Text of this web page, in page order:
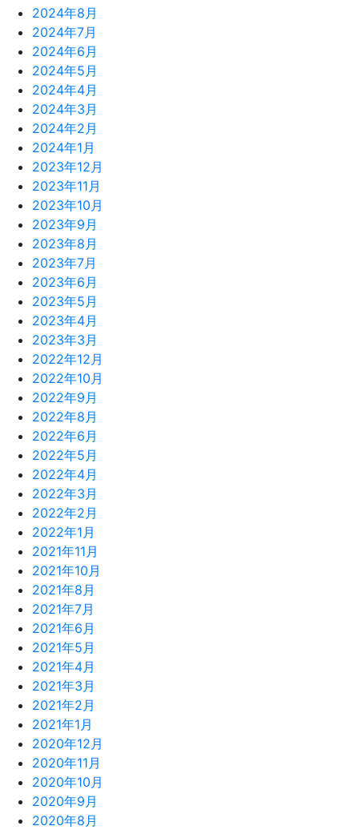
2024年8月
2024年7月
2024年6月
2024年5月
2024年4月
2024年3月
2024年2月
2024年1月
2023年12月
2023年11月
2023年10月
2023年9月
2023年8月
2023年7月
2023年6月
2023年5月
2023年4月
2023年3月
2022年12月
2022年10月
2022年9月
2022年8月
2022年6月
2022年5月
2022年4月
2022年3月
2022年2月
2022年1月
2021年11月
2021年10月
2021年8月
2021年7月
2021年6月
2021年5月
2021年4月
2021年3月
2021年2月
2021年1月
2020年12月
2020年11月
2020年10月
2020年9月
2020年8月